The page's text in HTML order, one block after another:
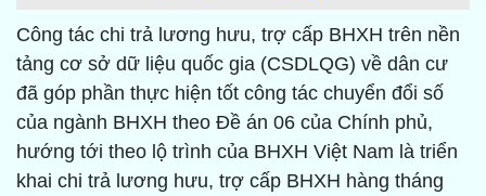
Công tác chi trả lương hưu, trợ cấp BHXH trên nền
tảng cơ sở dữ liệu quốc gia (CSDLQG) về dân cư
đã góp phần thực hiện tốt công tác chuyển đổi số
của ngành BHXH theo Đề án 06 của Chính phủ,
hướng tới theo lộ trình của BHXH Việt Nam là triển
khai chi trả lương hưu, trợ cấp BHXH hàng tháng